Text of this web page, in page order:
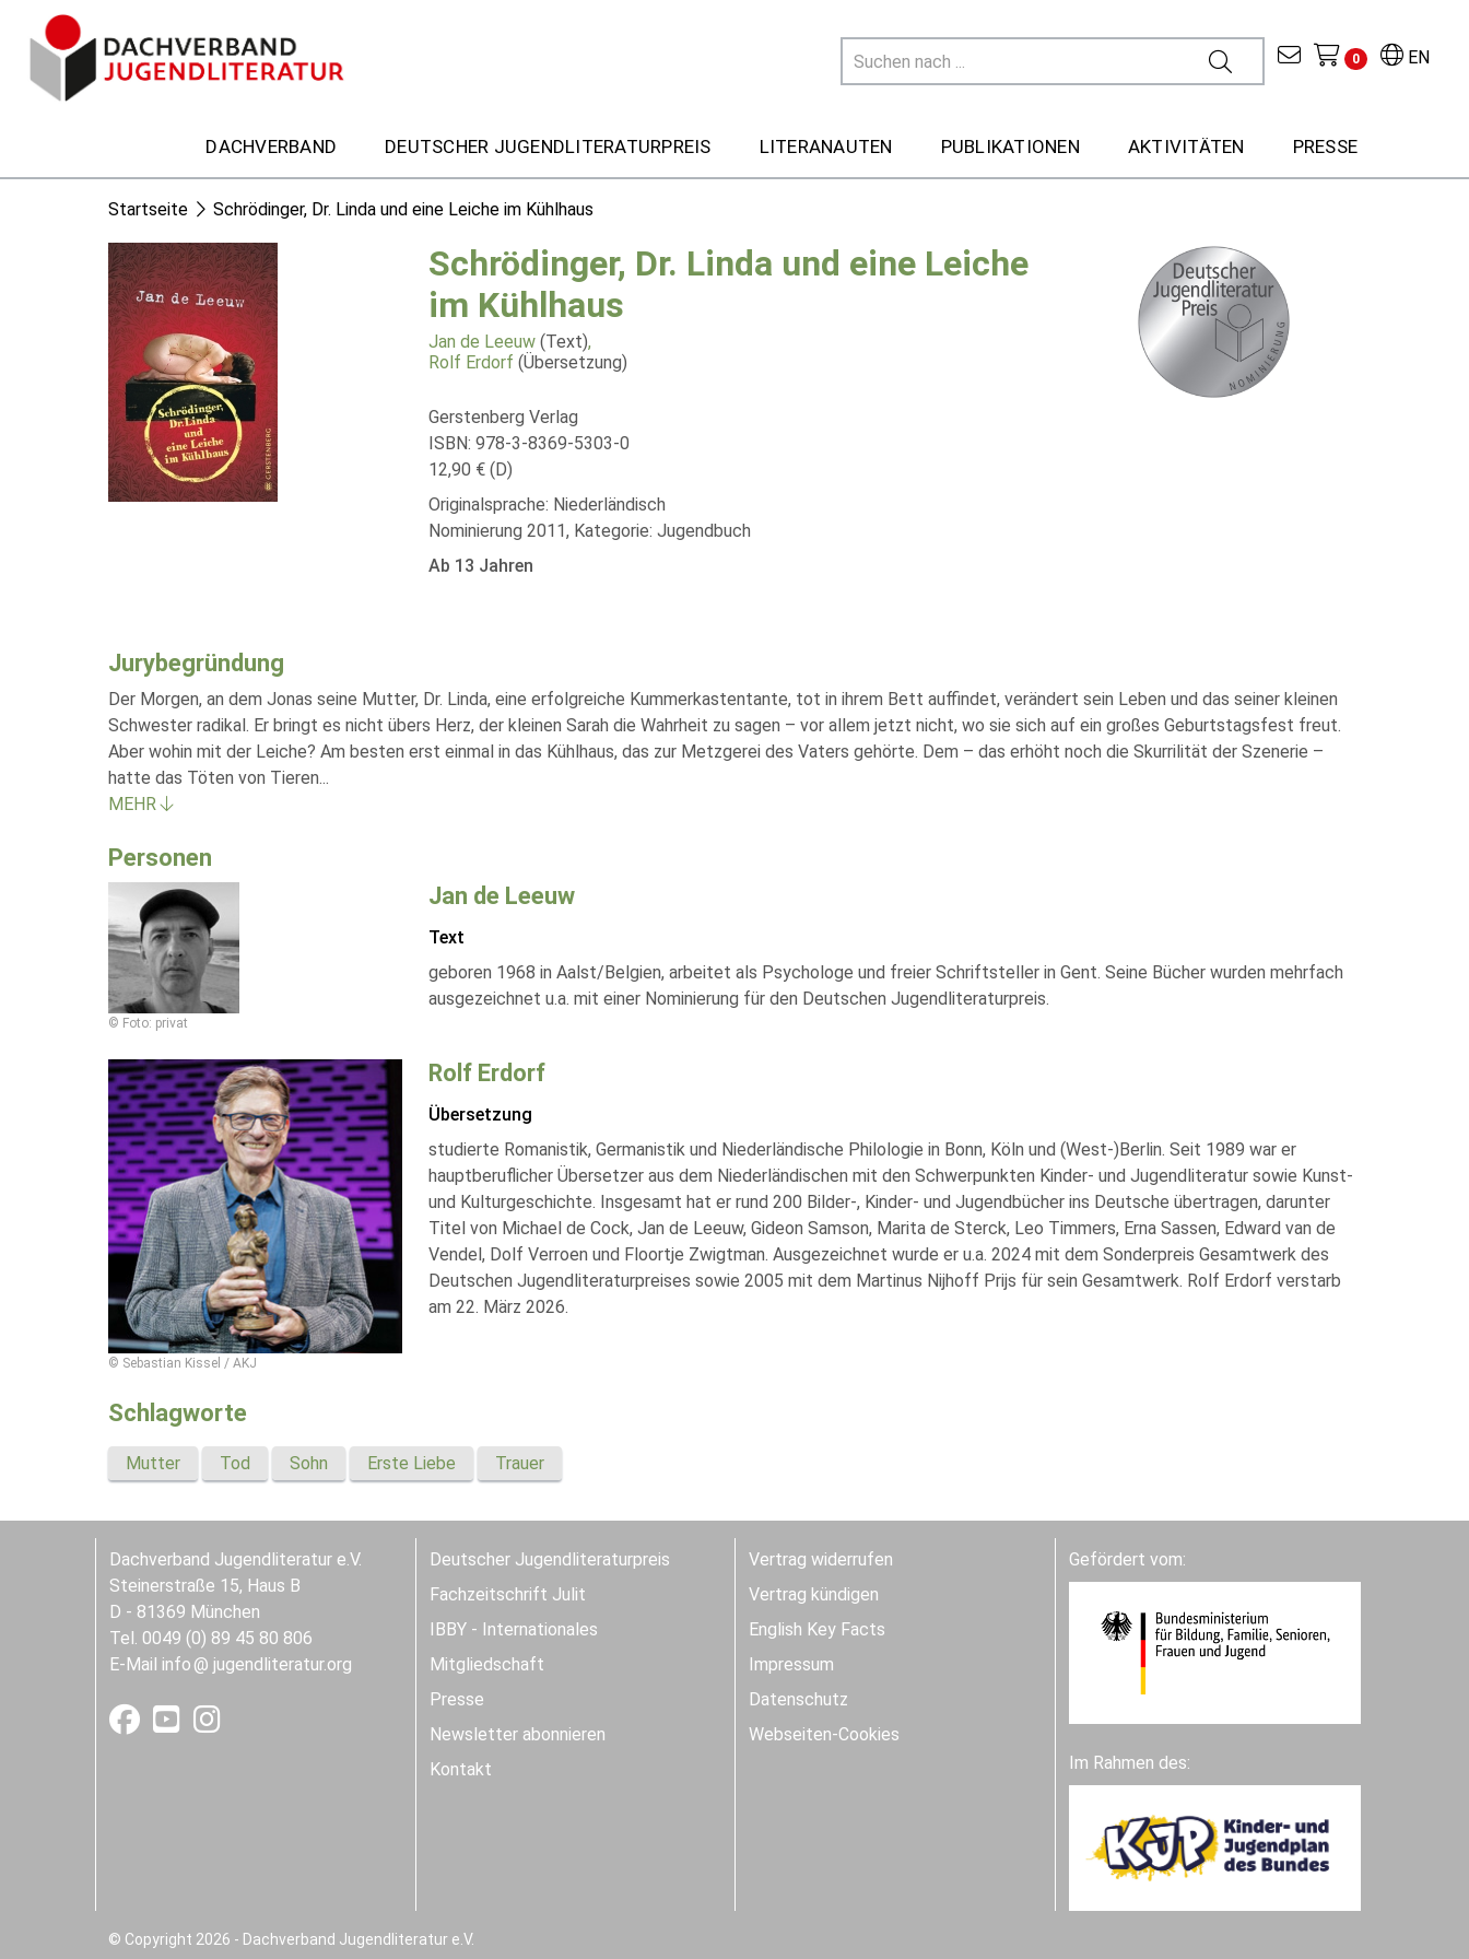
EN
0
DACHVERBAND DEUTSCHER JUGENDLITERATURPREIS LITERANAUTEN PUBLIKATIONEN AKTIVITÄTEN PRESSE
Startseite Schrödinger, Dr. Linda und eine Leiche im Kühlhaus
Schrödinger, Dr. Linda und eine Leiche
im Kühlhaus
Jan de Leeuw (Text),
Rolf Erdorf (Übersetzung)
Gerstenberg Verlag
ISBN: 978-3-8369-5303-0
12,90 € (D)
Originalsprache: Niederländisch
Nominierung 2011, Kategorie: Jugendbuch
Ab 13 Jahren
Jurybegründung
Der Morgen, an dem Jonas seine Mutter, Dr. Linda, eine erfolgreiche Kummerkastentante, tot in ihrem Bett auffindet, verändert sein Leben und das seiner kleinen
Schwester radikal. Er bringt es nicht übers Herz, der kleinen Sarah die Wahrheit zu sagen – vor allem jetzt nicht, wo sie sich auf ein großes Geburtstagsfest freut.
Aber wohin mit der Leiche? Am besten erst einmal in das Kühlhaus, das zur Metzgerei des Vaters gehörte. Dem – das erhöht noch die Skurrilität der Szenerie –
hatte das Töten von Tieren...
MEHR
Personen
© Foto: privat
Jan de Leeuw
Text
geboren 1968 in Aalst/Belgien, arbeitet als Psychologe und freier Schriftsteller in Gent. Seine Bücher wurden mehrfach
ausgezeichnet u.a. mit einer Nominierung für den Deutschen Jugendliteraturpreis.
© Sebastian Kissel / AKJ
Rolf Erdorf
Übersetzung
studierte Romanistik, Germanistik und Niederländische Philologie in Bonn, Köln und (West-)Berlin. Seit 1989 war er
hauptberuflicher Übersetzer aus dem Niederländischen mit den Schwerpunkten Kinder- und Jugendliteratur sowie Kunst-
und Kulturgeschichte. Insgesamt hat er rund 200 Bilder-, Kinder- und Jugendbücher ins Deutsche übertragen, darunter
Titel von Michael de Cock, Jan de Leeuw, Gideon Samson, Marita de Sterck, Leo Timmers, Erna Sassen, Edward van de
Vendel, Dolf Verroen und Floortje Zwigtman. Ausgezeichnet wurde er u.a. 2024 mit dem Sonderpreis Gesamtwerk des
Deutschen Jugendliteraturpreises sowie 2005 mit dem Martinus Nijhoff Prijs für sein Gesamtwerk. Rolf Erdorf verstarb
am 22. März 2026.
Schlagworte
Mutter Tod Sohn Erste Liebe Trauer
Dachverband Jugendliteratur e.V.
Steinerstraße 15, Haus B
D - 81369 München
Tel. 0049 (0) 89 45 80 806
E-Mail info jugendliteratur.org
Deutscher Jugendliteraturpreis
Fachzeitschrift Julit
IBBY - Internationales
Mitgliedschaft
Presse
Newsletter abonnieren
Kontakt
Vertrag widerrufen
Vertrag kündigen
English Key Facts
Impressum
Datenschutz
Webseiten-Cookies
Gefördert vom:
Im Rahmen des:
© Copyright 2026 - Dachverband Jugendliteratur e.V.